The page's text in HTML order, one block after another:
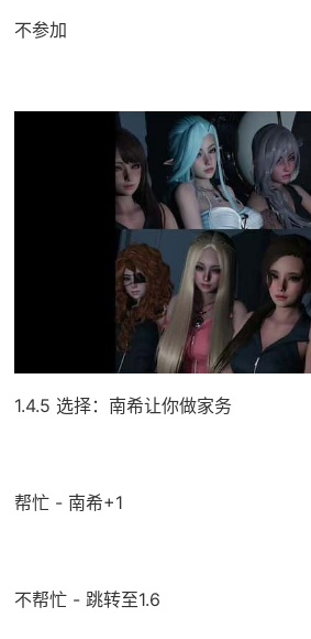
不参加
1.4.5 选择：南希让你做家务
帮忙 - 南希+1
不帮忙 - 跳转至1.6